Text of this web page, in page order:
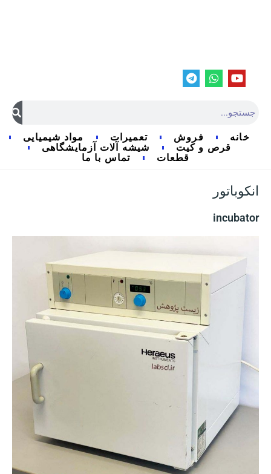
خانه فروش تعمیرات
مواد شیمیایی
قرص و کیت
شیشه آلات آزمایشگاهی
قطعات
تماس با ما
انکوباتور
incubator